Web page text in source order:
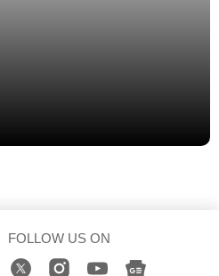
FOLLOW US ON